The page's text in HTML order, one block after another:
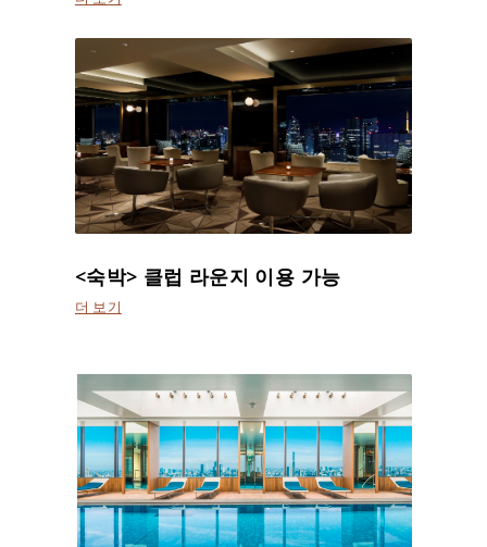
<숙박> 클럽 라운지 이용 가능
더 보기